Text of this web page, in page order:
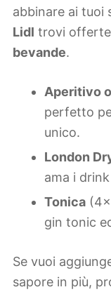
abbinare ai tuoi
Lidl trovi offerte
bevande.
Aperitivo
perfetto
unico.
London
ama i
Tonica
gin tonic
Se vuoi
sapore in più,